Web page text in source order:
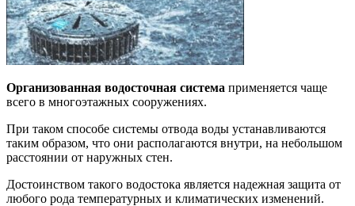
Организованная водосточная система применяется чаще
всего в многоэтажных сооружениях.
При таком способе системы отвода воды устанавливаются
таким образом, что они располагаются внутри, на небольшом
расстоянии от наружных стен.
Достоинством такого водостока является надежная защита от
любого рода температурных и климатических изменений.